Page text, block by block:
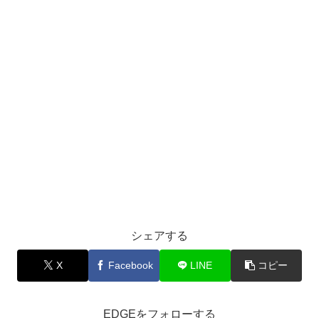
シェアする
X Facebook LINE コピー
EDGEをフォローする